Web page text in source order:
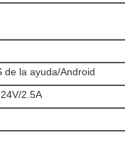
de la ayuda/Android
2.5A